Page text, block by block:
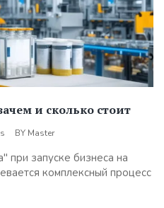
и сколько стоит
BY Master
запуске бизнеса на
комплексный процесс